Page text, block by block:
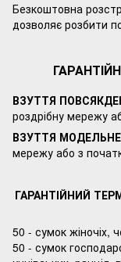
Безкоштовна
дозволяє розбити
ВЗУТТЯ
роздрібну мережу
ВЗУТТЯ МОДЕЛЬНЕ
мережу або з
ГАРАНТІЙНИЙ
50 - сумок жіночіх,
50 - сумок